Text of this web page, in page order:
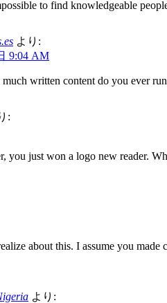
to find knowledgeable
より:
9:04 AM
written content do you ever
:
you just won a logo new reader.
about this. I assume you made
より: